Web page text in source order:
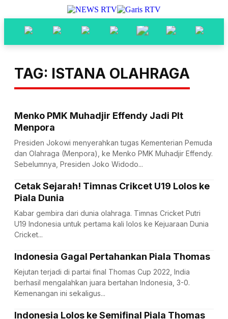
TAG: ISTANA OLAHRAGA
Menko PMK Muhadjir Effendy Jadi Plt
Menpora
Presiden Jokowi menyerahkan tugas Kementerian Pemuda
dan Olahraga (Menpora), ke Menko PMK Muhadjir Effendy.
Sebelumnya, Presiden Joko Widodo...
Cetak Sejarah! Timnas Crikcet U19 Lolos ke
Piala Dunia
Kabar gembira dari dunia olahraga. Timnas Cricket Putri
U19 Indonesia untuk pertama kali lolos ke Kejuaraan Dunia
Cricket...
Indonesia Gagal Pertahankan Piala Thomas
Kejutan terjadi di partai final Thomas Cup 2022, India
berhasil mengalahkan juara bertahan Indonesia, 3-0.
Kemenangan ini sekaligus...
Indonesia Lolos ke Semifinal Piala Thomas